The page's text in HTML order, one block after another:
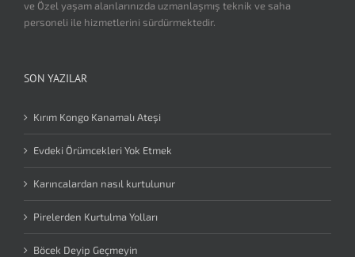
ve Özel yaşam alanlarınızda uzmanlaşmış teknik ve saha
personeli ile hizmetlerini sürdürmektedir.
SON YAZILAR
Kırım Kongo Kanamalı Ateşi
Evdeki Örümcekleri Yok Etmek
Karıncalardan nasıl kurtulunur
Pirelerden Kurtulma Yolları
Böcek Deyip Geçmeyin